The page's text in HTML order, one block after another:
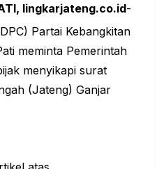
lingkarjateng.co.id-
Partai Kebangkitan
meminta Pemerintah
menyikapi surat
(Jateng) Ganjar